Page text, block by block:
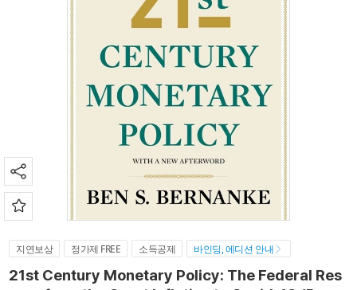
지연보상 정가제 FREE 소득공제 바인딩, 에디션 안내
21st Century Monetary Policy: The Federal Res